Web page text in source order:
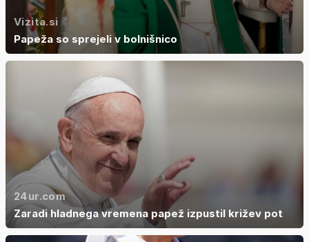
Vizita.si
Papeža so sprejeli v bolnišnico
24ur.com
Zaradi hladnega vremena papež izpustil križev pot